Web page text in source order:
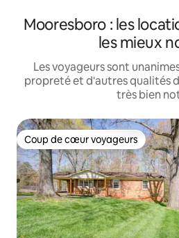
Mooresboro : les
les mieux
Les voyageurs sont
propreté et d'autres qualités
très bien
Coup de cœur voyageurs
Coup de cœur voyageurs